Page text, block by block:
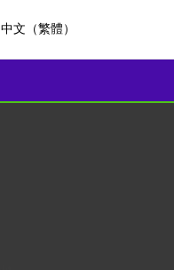
中文（繁體）